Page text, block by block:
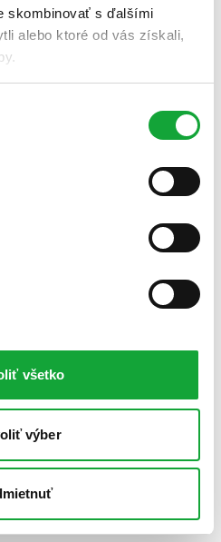
skombinovať s ďalšími
alebo ktoré od vás získali,
všetko
výber